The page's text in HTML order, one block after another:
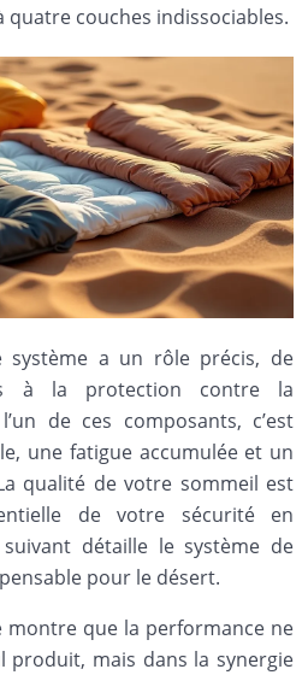
quatre couches indissociables.
système a un rôle précis, de
à la protection contre la
de ces composants, c’est
une fatigue accumulée et un
qualité de votre sommeil est
de votre sécurité en
détaille le système de
pour le désert.
montre que la performance ne
produit, mais dans la synergie